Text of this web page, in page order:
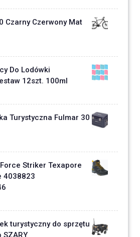
Czarny Czerwony Mat
Do Lodówki
12szt. 100ml
Turystyczna Fulmar 30
Striker Texapore
4038823
turystyczny do sprzętu